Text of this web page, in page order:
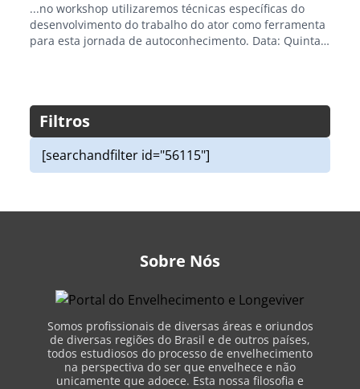
...no workshop utilizaremos técnicas específicas do
desenvolvimento do trabalho do ator como ferramenta
para esta jornada de autoconhecimento. Data: Quinta-
to/workshop-jogos-teatrais-para-60/...
Filtros
[searchandfilter id="56115"]
Sobre Nós
Somos profissionais de diversas áreas e oriundos
de diversas regiões do Brasil e de outros países,
todos estudiosos do processo de envelhecimento
na perspectiva do ser que envelhece e não
unicamente que adoece. Esta nossa filosofia e